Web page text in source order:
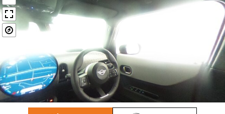
工場
お問い合わせ
BMW MINIサービス工場
iR TECH FACTORY
ROVER MINI
iR MAKERS
TEL
MAP
買取
査定依頼
購入相談
来店予約
残価
支払回数
ボーナス支払回数/年 回
内訳
1回目
2回目以降 19,100